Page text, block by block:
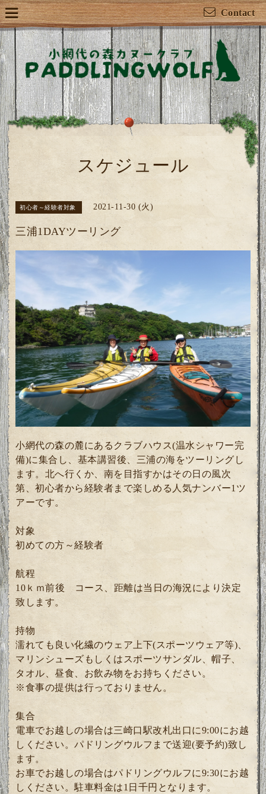
Contact
スケジュール
初心者～経験者対象 2021-11-30 (火)
三浦1DAYツーリング
小網代の森の麓にあるクラブハウス(温水シャワー完
備)に集合し、基本講習後、三浦の海をツーリングし
ます。北へ行くか、南を目指すかはその日の風次
第、初心者から経験者まで楽しめる人気ナンバー1ツ
アーです。
対象
初めての方～経験者
航程
10ｋｍ前後 コース、距離は当日の海況により決定
致します。
持物
濡れても良い化繊のウェア上下(スポーツウェア等)、
マリンシューズもしくはスポーツサンダル、帽子、
タオル、昼食、お飲み物をお持ちください。
※食事の提供は行っておりません。
集合
電車でお越しの場合は三崎口駅改札出口に9:00にお越
しください。パドリングウルフまで送迎(要予約)致し
ます。
お車でお越しの場合はパドリングウルフに9:30にお越
しください。駐車料金は1日千円となります。